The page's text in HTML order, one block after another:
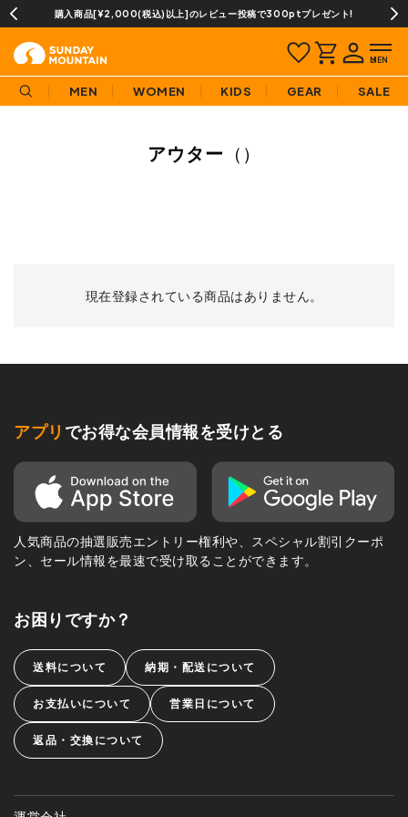
購入商品[¥2,000(税込)以上]のレビュー投稿で300ptプレゼント!
MEN WOMEN KIDS GEAR SALE
アウター （）
現在登録されている商品はありません。
アプリ でお得な会員情報を受けとる
人気商品の抽選販売エントリー権利や、スペシャル割引クーポ
ン、セール情報を最速で受け取ることができます。
お困りですか？
送料について 納期・配送について
お支払いについて 営業日について
返品・交換について